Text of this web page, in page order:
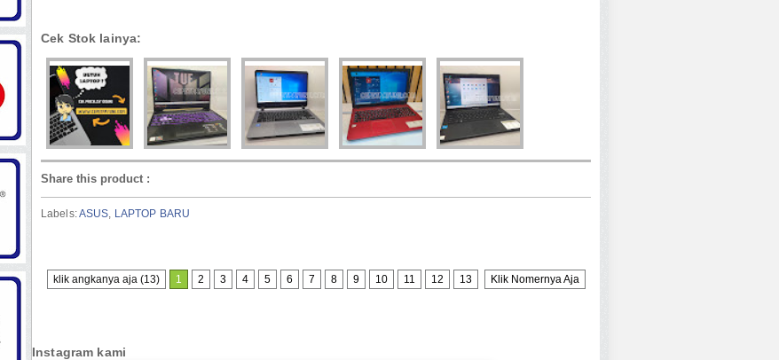
Cek Stok lainya:
Share this product :
Labels:ASUS LAPTOP BARU
klik angkanya aja (13) 1 2 3 4 5 6 7 8 9 10 11 12 13 Klik Nomernya Aja
Instagram kami